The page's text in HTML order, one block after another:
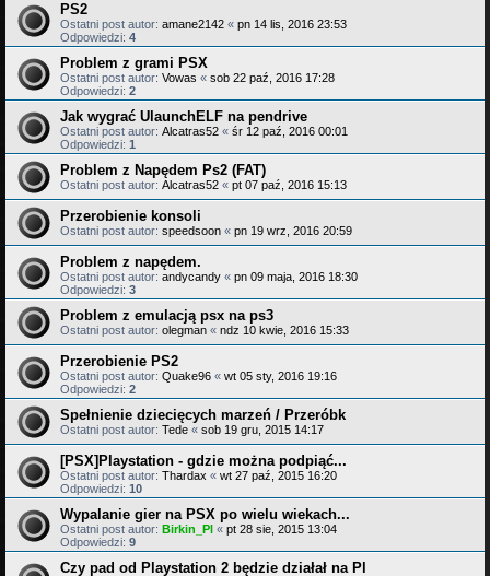
PS2
Ostatni post autor: amane2142 « pn 14 lis, 2016 23:53
Odpowiedzi: 4
Problem z grami PSX
Ostatni post autor: Vowas « sob 22 paź, 2016 17:28
Odpowiedzi: 2
Jak wygrać UlaunchELF na pendrive
Ostatni post autor: Alcatras52 « śr 12 paź, 2016 00:01
Odpowiedzi: 1
Problem z Napędem Ps2 (FAT)
Ostatni post autor: Alcatras52 « pt 07 paź, 2016 15:13
Przerobienie konsoli
Ostatni post autor: speedsoon « pn 19 wrz, 2016 20:59
Problem z napędem.
Ostatni post autor: andycandy « pn 09 maja, 2016 18:30
Odpowiedzi: 3
Problem z emulacją psx na ps3
Ostatni post autor: olegman « ndz 10 kwie, 2016 15:33
Przerobienie PS2
Ostatni post autor: Quake96 « wt 05 sty, 2016 19:16
Odpowiedzi: 2
Spełnienie dziecięcych marzeń / Przeróbk
Ostatni post autor: Tede « sob 19 gru, 2015 14:17
[PSX]Playstation - gdzie można podpiąć...
Ostatni post autor: Thardax « wt 27 paź, 2015 16:20
Odpowiedzi: 10
Wypalanie gier na PSX po wielu wiekach...
Ostatni post autor: Birkin_Pl « pt 28 sie, 2015 13:04
Odpowiedzi: 9
Czy pad od Playstation 2 będzie działał na Pl